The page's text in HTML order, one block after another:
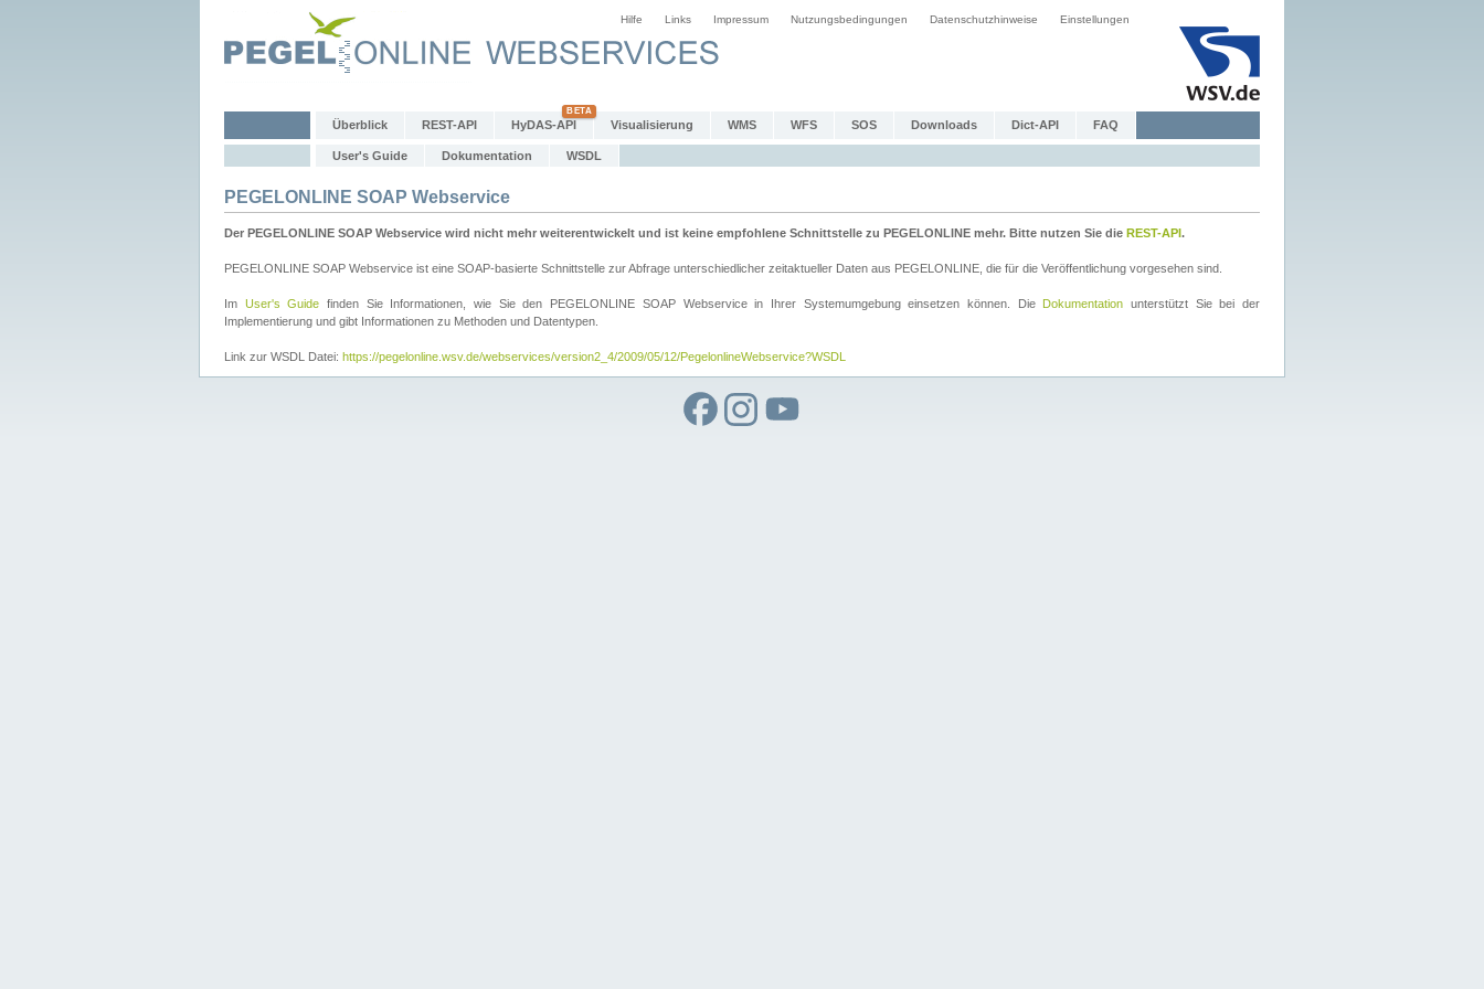
Hilfe Links Impressum Nutzungsbedingungen Datenschutzhinweise Einstellungen
Überblick REST-API HyDAS-API Visualisierung WMS WFS SOS Downloads Dict-API FAQ
User's Guide Dokumentation WSDL
PEGELONLINE SOAP Webservice
Der PEGELONLINE SOAP Webservice wird nicht mehr weiterentwickelt und ist keine empfohlene Schnittstelle zu PEGELONLINE mehr. Bitte nutzen Sie die REST-API.
PEGELONLINE SOAP Webservice ist eine SOAP-basierte Schnittstelle zur Abfrage unterschiedlicher zeitaktueller Daten aus PEGELONLINE, die für die Veröffentlichung vorgesehen sind.
Im User's Guide finden Sie Informationen, wie Sie den PEGELONLINE SOAP Webservice in Ihrer Systemumgebung einsetzen können. Die Dokumentation unterstützt Sie bei der
Implementierung und gibt Informationen zu Methoden und Datentypen.
Link zur WSDL Datei: https://pegelonline.wsv.de/webservices/version2_4/2009/05/12/PegelonlineWebservice?WSDL